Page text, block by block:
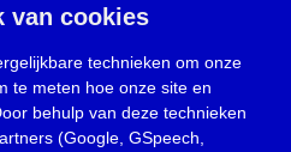
van cookies
technieken om onze
te meten hoe onze site en
behulp van deze technieken
(Google, GSpeech,